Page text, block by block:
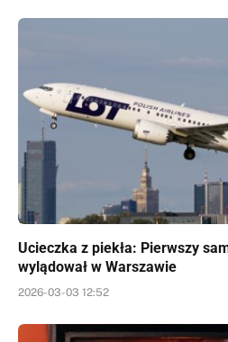
Ucieczka z piekła: Pierwszy
wylądował w Warszawie
2026-03-03 12:52